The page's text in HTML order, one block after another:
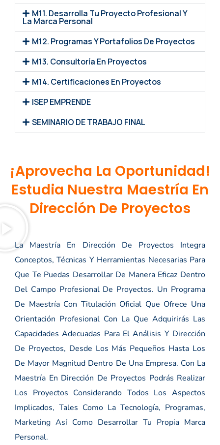
M11. Desarrolla Tu Proyecto Profesional Y
La Marca Personal
M12. Programas Y Portafolios De Proyectos
M13. Consultoría En Proyectos
M14. Certificaciones En Proyectos
ISEP EMPRENDE
SEMINARIO DE TRABAJO FINAL
¡Aprovecha La Oportunidad!
Estudia Nuestra Maestría En
Dirección De Proyectos
La Maestría En Dirección De Proyectos Integra
Conceptos, Técnicas Y Herramientas Necesarias Para
Que Te Puedas Desarrollar De Manera Eficaz Dentro
Del Campo Profesional De Proyectos. Un Programa
De Maestría Con Titulación Oficial Que Ofrece Una
Orientación Profesional Con La Que Adquirirás Las
Capacidades Adecuadas Para El Análisis Y Dirección
De Proyectos, Desde Los Más Pequeños Hasta Los
De Mayor Magnitud Dentro De Una Empresa. Con La
Maestría En Dirección De Proyectos Podrás Realizar
Los Proyectos Considerando Todos Los Aspectos
Implicados, Tales Como La Tecnología, Programas,
Marketing Así Como Desarrollar Tu Propia Marca
Personal.